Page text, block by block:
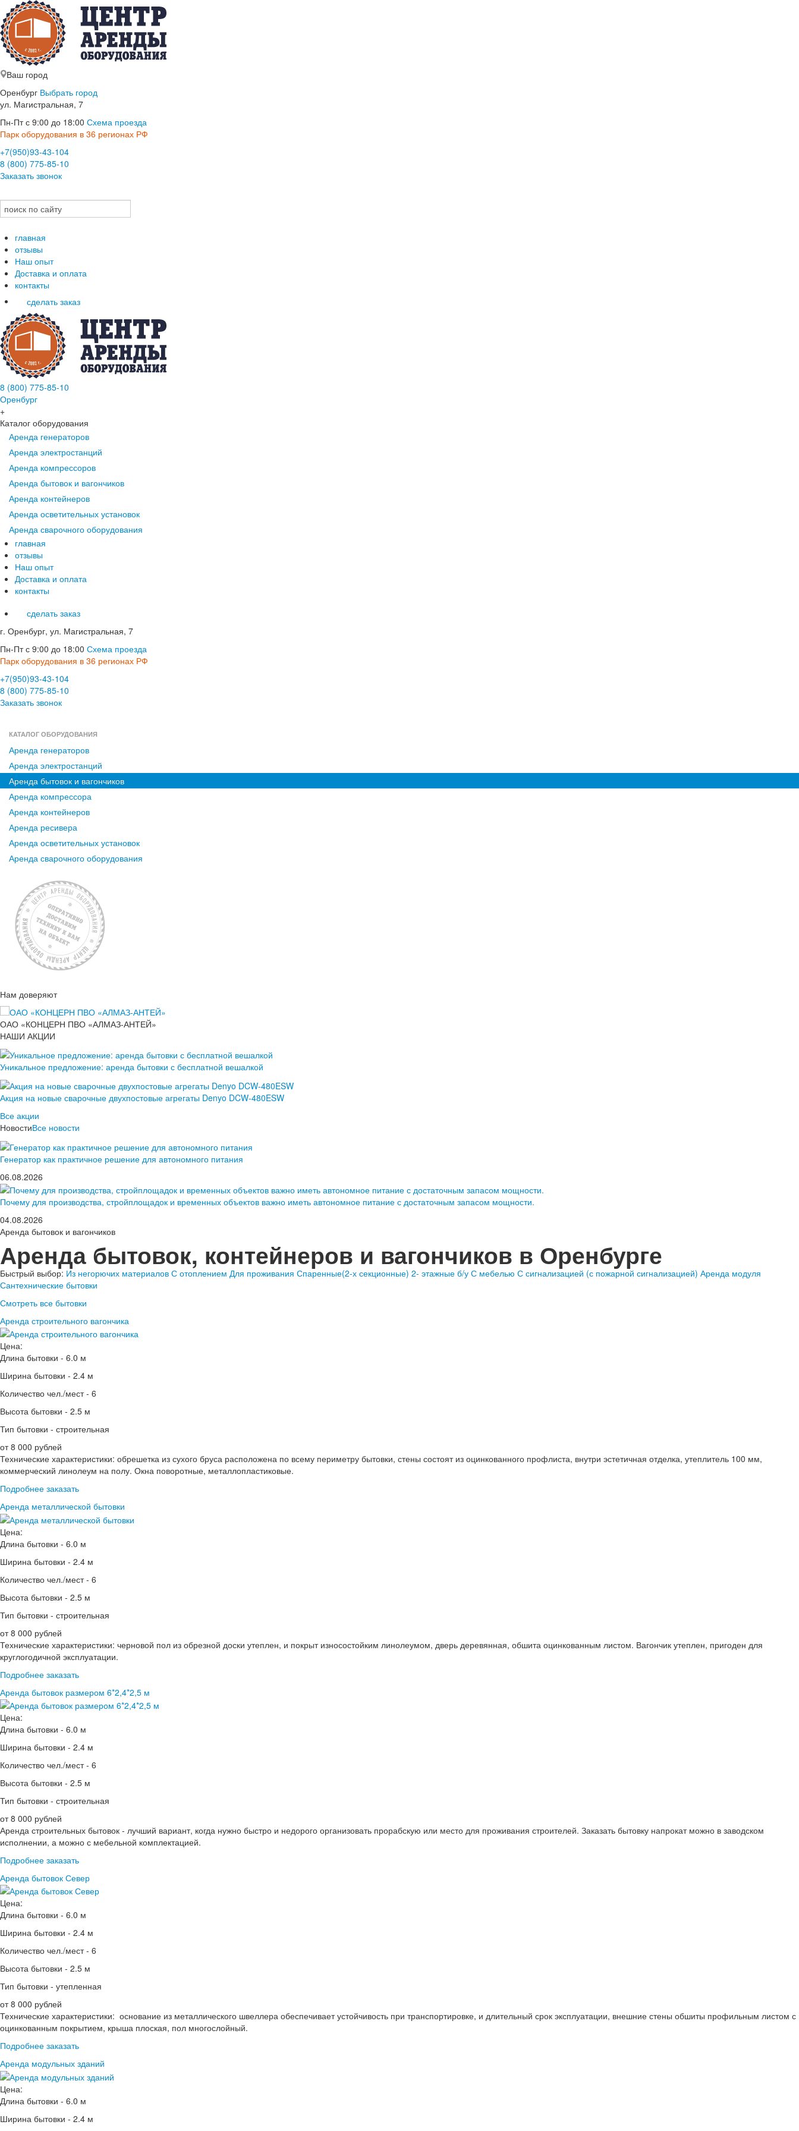
Ваш город
Оренбург Выбрать город
ул. Магистральная, 7
Пн-Пт с 9:00 до 18:00 Схема проезда
Парк оборудования в 36 регионах РФ
+7(950)93-43-104
8 (800) 775-85-10
Заказать звонок
главная
отзывы
Наш опыт
Доставка и оплата
контакты
сделать заказ
8 (800) 775-85-10
Оренбург
+
Каталог оборудования
Аренда генераторов
Аренда электростанций
Аренда компрессоров
Аренда бытовок и вагончиков
Аренда контейнеров
Аренда осветительных установок
Аренда сварочного оборудования
главная
отзывы
Наш опыт
Доставка и оплата
контакты
сделать заказ
г. Оренбург, ул. Магистральная, 7
Пн-Пт с 9:00 до 18:00 Схема проезда
Парк оборудования в 36 регионах РФ
+7(950)93-43-104
8 (800) 775-85-10
Заказать звонок
КАТАЛОГ ОБОРУДОВАНИЯ
Аренда генераторов
Аренда электростанций
Аренда бытовок и вагончиков
Аренда компрессора
Аренда контейнеров
Аренда ресивера
Аренда осветительных установок
Аренда сварочного оборудования
Нам доверяют
ОАО «КОНЦЕРН ПВО «АЛМАЗ-АНТЕЙ»
НАШИ АКЦИИ
Уникальное предложение: аренда бытовки с бесплатной вешалкой
Акция на новые сварочные двухпостовые агрегаты Denyo DCW-480ESW
Все акции
НовостиВсе новости
Генератор как практичное решение для автономного питания
06.08.2026
Почему для производства, стройплощадок и временных объектов важно иметь автономное питание с достаточным запасом мощности.
04.08.2026
Аренда бытовок и вагончиков
Аренда бытовок, контейнеров и вагончиков в Оренбурге
Быстрый выбор: Из негорючих материалов С отоплением Для проживания Спаренные(2-х секционные) 2- этажные б/у С мебелью С сигнализацией (с пожарной сигнализацией) Аренда модуля
Сантехнические бытовки
Смотреть все бытовки
Аренда строительного вагончика
Цена:
Длина бытовки - 6.0 м
Ширина бытовки - 2.4 м
Количество чел./мест - 6
Высота бытовки - 2.5 м
Тип бытовки - строительная
от 8 000 рублей
Технические характеристики: обрешетка из сухого бруса расположена по всему периметру бытовки, стены состоят из оцинкованного профлиста, внутри эстетичная отделка, утеплитель 100 мм,
коммерческий линолеум на полу. Окна поворотные, металлопластиковые.
Подробнее заказать
Аренда металлической бытовки
Цена:
Длина бытовки - 6.0 м
Ширина бытовки - 2.4 м
Количество чел./мест - 6
Высота бытовки - 2.5 м
Тип бытовки - строительная
от 8 000 рублей
Технические характеристики: черновой пол из обрезной доски утеплен, и покрыт износостойким линолеумом, дверь деревянная, обшита оцинкованным листом. Вагончик утеплен, пригоден для
круглогодичной эксплуатации.
Подробнее заказать
Аренда бытовок размером 6*2,4*2,5 м
Цена:
Длина бытовки - 6.0 м
Ширина бытовки - 2.4 м
Количество чел./мест - 6
Высота бытовки - 2.5 м
Тип бытовки - строительная
от 8 000 рублей
Аренда строительных бытовок - лучший вариант, когда нужно быстро и недорого организовать прорабскую или место для проживания строителей. Заказать бытовку напрокат можно в заводском
исполнении, а можно с мебельной комплектацией.
Подробнее заказать
Аренда бытовок Север
Цена:
Длина бытовки - 6.0 м
Ширина бытовки - 2.4 м
Количество чел./мест - 6
Высота бытовки - 2.5 м
Тип бытовки - утепленная
от 8 000 рублей
Технические характеристики: основание из металлического швеллера обеспечивает устойчивость при транспортировке, и длительный срок эксплуатации, внешние стены обшиты профильным листом с
оцинкованным покрытием, крыша плоская, пол многослойный.
Подробнее заказать
Аренда модульных зданий
Цена:
Длина бытовки - 6.0 м
Ширина бытовки - 2.4 м